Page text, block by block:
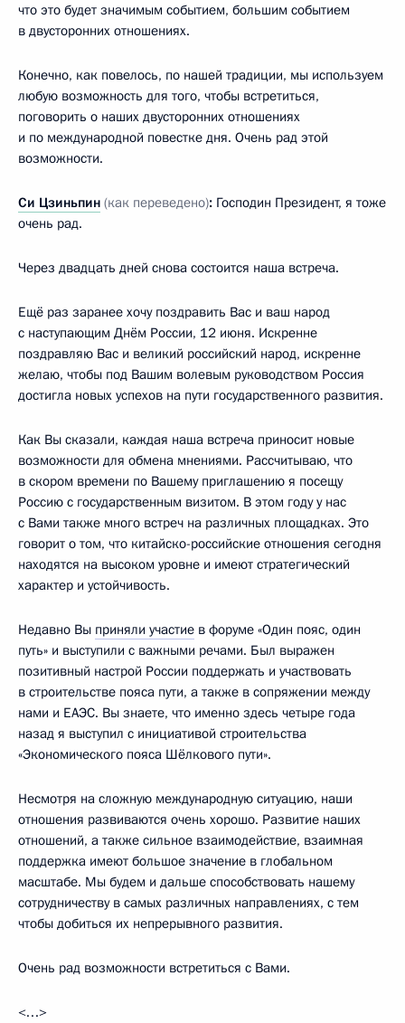
что это будет значимым событием, большим событием
в двусторонних отношениях.
Конечно, как повелось, по нашей традиции, мы используем
любую возможность для того, чтобы встретиться,
поговорить о наших двусторонних отношениях
и по международной повестке дня. Очень рад этой
возможности.
Си Цзиньпин (как переведено): Господин Президент, я тоже
очень рад.
Через двадцать дней снова состоится наша встреча.
Ещё раз заранее хочу поздравить Вас и ваш народ
с наступающим Днём России, 12 июня. Искренне
поздравляю Вас и великий российский народ, искренне
желаю, чтобы под Вашим волевым руководством Россия
достигла новых успехов на пути государственного развития.
Как Вы сказали, каждая наша встреча приносит новые
возможности для обмена мнениями. Рассчитываю, что
в скором времени по Вашему приглашению я посещу
Россию с государственным визитом. В этом году у нас
с Вами также много встреч на различных площадках. Это
говорит о том, что китайско-российские отношения сегодня
находятся на высоком уровне и имеют стратегический
характер и устойчивость.
Недавно Вы приняли участие в форуме «Один пояс, один
путь» и выступили с важными речами. Был выражен
позитивный настрой России поддержать и участвовать
в строительстве пояса пути, а также в сопряжении между
нами и ЕАЭС. Вы знаете, что именно здесь четыре года
назад я выступил с инициативой строительства
«Экономического пояса Шёлкового пути».
Несмотря на сложную международную ситуацию, наши
отношения развиваются очень хорошо. Развитие наших
отношений, а также сильное взаимодействие, взаимная
поддержка имеют большое значение в глобальном
масштабе. Мы будем и дальше способствовать нашему
сотрудничеству в самых различных направлениях, с тем
чтобы добиться их непрерывного развития.
Очень рад возможности встретиться с Вами.
<…>